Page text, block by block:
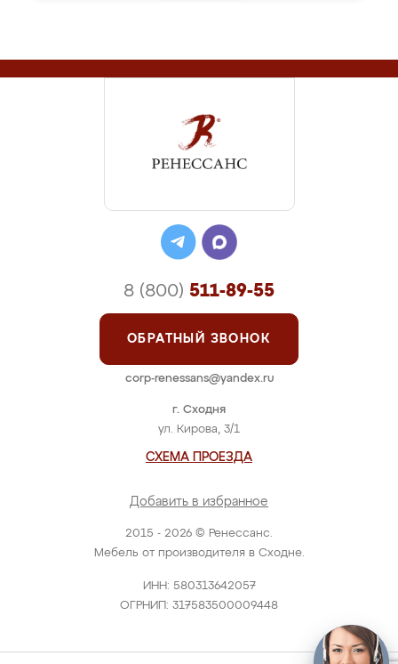
2015 - 2026 © Ренессанс.
Мебель от производителя в Сходне.
ИНН: 580313642057
ОГРНИП: 317583500009448
г. Сходня
ул. Кирова, 3/1
СХЕМА ПРОЕЗДА
Добавить в избранное
8 (800) 511-89-55
ОБРАТНЫЙ ЗВОНОК
corp-renessans@yandex.ru